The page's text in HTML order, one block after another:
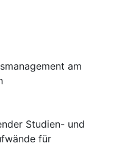
am
Studien- und
für